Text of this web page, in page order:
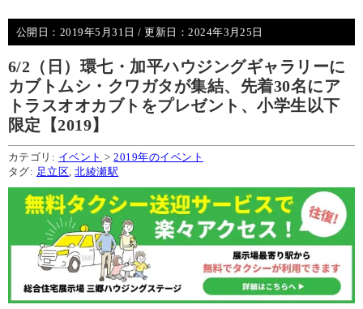
公開日： 2019年5月31日 / 更新日：2024年3月25日
6/2（日）環七・加平ハウジングギャラリーに
カブトムシ・クワガタが集結、先着30名にア
トラスオオカブトをプレゼント、小学生以下
限定【2019】
カテゴリ: イベント >2019年のイベント
タグ: 足立区 ,北綾瀬駅